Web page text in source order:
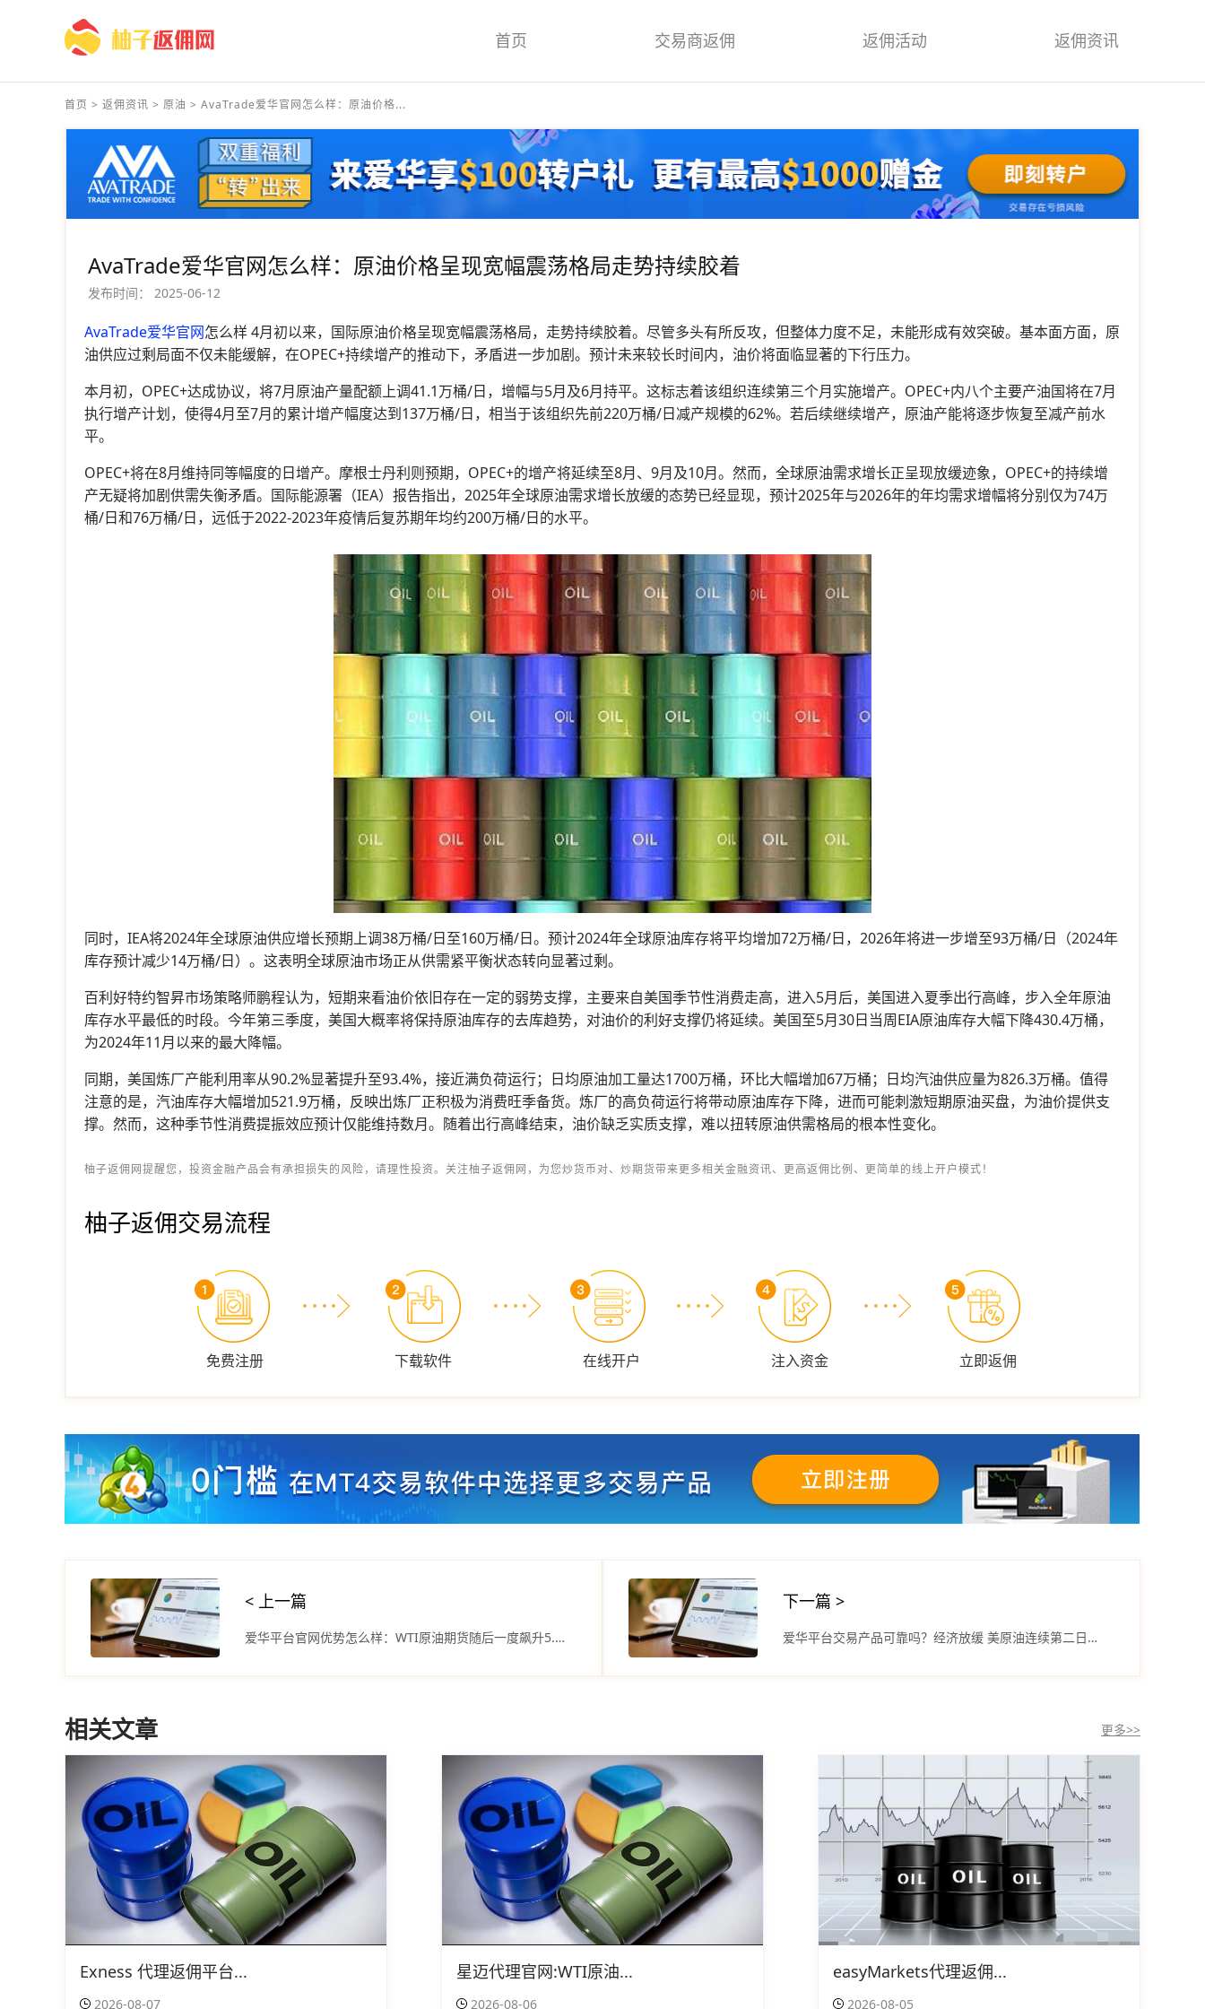
首页 交易商返佣 返佣活动 返佣资讯
首页 > 返佣资讯 > 原油 > AvaTrade爱华官网怎么样：原油价格...
AvaTrade爱华官网怎么样：原油价格呈现宽幅震荡格局走势持续胶着
发布时间： 2025-06-12
AvaTrade爱华官网怎么样 4月初以来，国际原油价格呈现宽幅震荡格局，走势持续胶着。尽管多头有所反攻，但整体力度不足，未能形成有效突破。基本面方面，原
油供应过剩局面不仅未能缓解，在OPEC+持续增产的推动下，矛盾进一步加剧。预计未来较长时间内，油价将面临显著的下行压力。
本月初，OPEC+达成协议，将7月原油产量配额上调41.1万桶/日，增幅与5月及6月持平。这标志着该组织连续第三个月实施增产。OPEC+内八个主要产油国将在7月
执行增产计划，使得4月至7月的累计增产幅度达到137万桶/日，相当于该组织先前220万桶/日减产规模的62%。若后续继续增产，原油产能将逐步恢复至减产前水
平。
OPEC+将在8月维持同等幅度的日增产。摩根士丹利则预期，OPEC+的增产将延续至8月、9月及10月。然而，全球原油需求增长正呈现放缓迹象，OPEC+的持续增
产无疑将加剧供需失衡矛盾。国际能源署（IEA）报告指出，2025年全球原油需求增长放缓的态势已经显现，预计2025年与2026年的年均需求增幅将分别仅为74万
桶/日和76万桶/日，远低于2022-2023年疫情后复苏期年均约200万桶/日的水平。
同时，IEA将2024年全球原油供应增长预期上调38万桶/日至160万桶/日。预计2024年全球原油库存将平均增加72万桶/日，2026年将进一步增至93万桶/日（2024年
库存预计减少14万桶/日）。这表明全球原油市场正从供需紧平衡状态转向显著过剩。
百利好特约智昇市场策略师鹏程认为，短期来看油价依旧存在一定的弱势支撑，主要来自美国季节性消费走高，进入5月后，美国进入夏季出行高峰，步入全年原油
库存水平最低的时段。今年第三季度，美国大概率将保持原油库存的去库趋势，对油价的利好支撑仍将延续。美国至5月30日当周EIA原油库存大幅下降430.4万桶，
为2024年11月以来的最大降幅。
同期，美国炼厂产能利用率从90.2%显著提升至93.4%，接近满负荷运行；日均原油加工量达1700万桶，环比大幅增加67万桶；日均汽油供应量为826.3万桶。值得
注意的是，汽油库存大幅增加521.9万桶，反映出炼厂正积极为消费旺季备货。炼厂的高负荷运行将带动原油库存下降，进而可能刺激短期原油买盘，为油价提供支
撑。然而，这种季节性消费提振效应预计仅能维持数月。随着出行高峰结束，油价缺乏实质支撑，难以扭转原油供需格局的根本性变化。
柚子返佣网提醒您，投资金融产品会有承担损失的风险，请理性投资。关注柚子返佣网，为您炒货币对、炒期货带来更多相关金融资讯、更高返佣比例、更简单的线上开户模式！
柚子返佣交易流程
免费注册 下载软件 在线开户 注入资金 立即返佣
< 上一篇
爱华平台官网优势怎么样：WTI原油期货随后一度飙升5.2%
下一篇 >
爱华平台交易产品可靠吗？经济放缓 美原油连续第二日上涨
相关文章 更多>>
Exness 代理返佣平台...
2026-08-07
星迈代理官网:WTI原油...
2026-08-06
easyMarkets代理返佣...
2026-08-05